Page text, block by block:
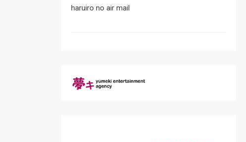
haruiro no air mail